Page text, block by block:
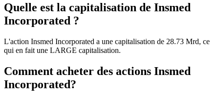
Quelle est la capitalisation de Insmed
Incorporated ?
L'action Insmed Incorporated a une capitalisation de 28.73 Mrd, ce
qui en fait une LARGE capitalisation.
Comment acheter des actions Insmed
Incorporated?